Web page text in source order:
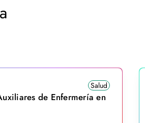
Salud
de Enfermería en